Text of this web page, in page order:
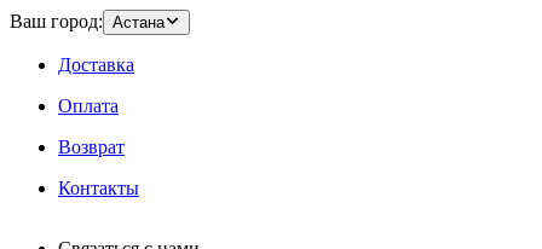
Ваш город: Астана
Доставка
Оплата
Возврат
Контакты